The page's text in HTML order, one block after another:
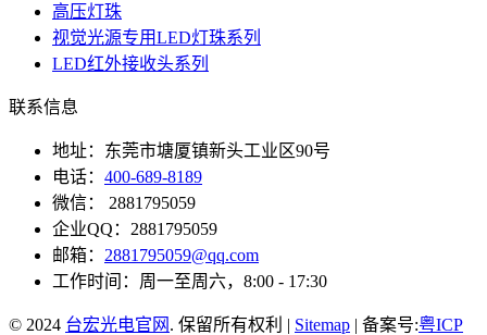
高压灯珠
视觉光源专用LED灯珠系列
LED红外接收头系列
联系信息
地址：东莞市塘厦镇新头工业区90号
电话： 400-689-8189
微信： 2881795059
企业QQ：2881795059
邮箱： 2881795059@qq.com
工作时间：周一至周六，8:00 - 17:30
© 2024 台宏光电官网 . 保留所有权利 | Sitemap | 备案号:粤ICP